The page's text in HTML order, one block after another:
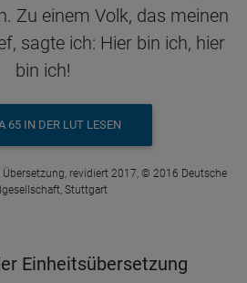
Zu einem Volk, das meinen
sagte ich: Hier bin ich, hier
bin ich!
65 IN DER LUT LESEN
revidiert 2017, © 2016 Deutsche
Stuttgart
Einheitsübersetzung